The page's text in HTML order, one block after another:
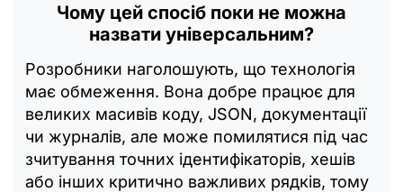
Чому цей спосіб поки не можна
назвати універсальним?
Розробники наголошують, що технологія
має обмеження. Вона добре працює для
великих масивів коду, JSON, документації
чи журналів, але може помилятися під час
зчитування точних ідентифікаторів, хешів
або інших критично важливих рядків, тому